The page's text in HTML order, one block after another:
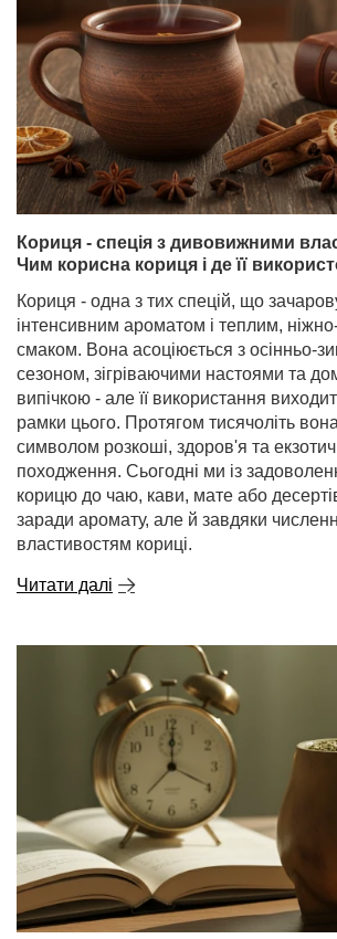
Кориця - спеція з дивовижними
Чим корисна кориця і де її
Кориця - одна з тих спецій, що
інтенсивним ароматом і теплим,
смаком. Вона асоціюється з осінньо-
сезоном, зігріваючими настоями та
випічкою - але її використання
рамки цього. Протягом тисячоліть
символом розкоші, здоров'я та
походження. Сьогодні ми із
корицю до чаю, кави, мате або
заради аромату, але й завдяки
властивостям кориці.
Читати далі